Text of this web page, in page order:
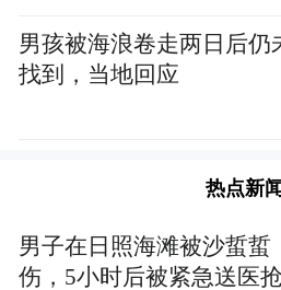
此次参与义卖活动的产
品、素食品、茶、服装
爱心企业的无偿捐赠，
量义卖，所得善款将全
划”与“慧传计划”的推进
男孩被海浪卷走两日后仍
找到，当地回应
热点新闻
男子在日照海滩被沙蜇蜇
伤，5小时后被紧急送医抢